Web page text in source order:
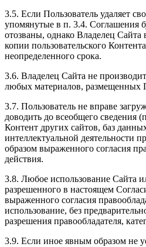
3.5. Если Пользователь удаляет
упомянутые в п. 3.4. Соглашения
отозваны, однако Владелец Сайта
копии пользовательского
неопределенного срока.
3.6. Владелец Сайта не
любых материалов, размещенных
3.7. Пользователь не вправе
доводить до всеобщего сведения
Контент других сайтов, баз
интеллектуальной деятельности
образом выраженного согласия
действия.
3.8. Любое использование Сайта
разрешенного в настоящем
выраженного согласия
использование, без
разрешения правообладателя,
3.9. Если иное явным образом не